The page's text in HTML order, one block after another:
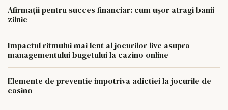
Afirmații pentru succes financiar: cum ușor atragi banii
zilnic
Impactul ritmului mai lent al jocurilor live asupra
managementului bugetului la cazino online
Elemente de preventie impotriva adictiei la jocurile de
casino